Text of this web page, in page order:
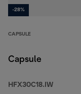
-28%
CAPSULE
Capsule
HFX30C18.IW